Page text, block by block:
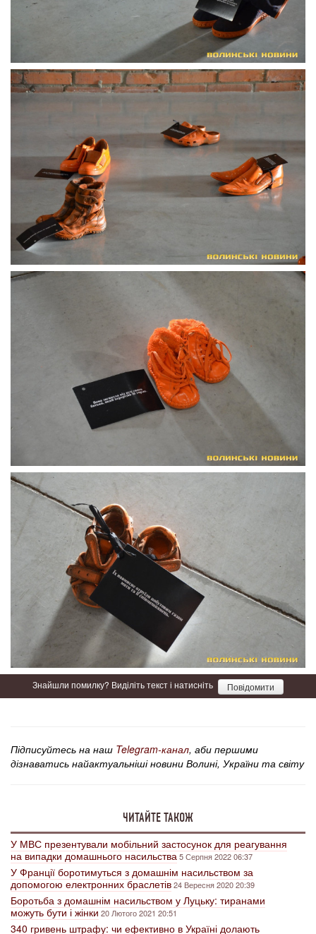
Знайшли помилку? Виділіть текст і натисніть Повідомити
Підписуйтесь на наш Telegram-канал, аби першими
дізнаватись найактуальніші новини Волині, України та світу
ЧИТАЙТЕ ТАКОЖ
У МВС презентували мобільний застосунок для реагування
на випадки домашнього насильства5 Серпня 2022 06:37
У Франції боротимуться з домашнім насильством за
допомогою електронних браслетів24 Вересня 2020 20:39
Боротьба з домашнім насильством у Луцьку: тиранами
можуть бути і жінки20 Лютого 2021 20:51
340 гривень штрафу: чи ефективно в Україні долають